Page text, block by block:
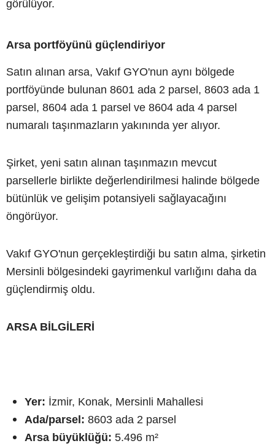
görülüyor.
Arsa portföyünü güçlendiriyor
Satın alınan arsa, Vakıf GYO'nun aynı bölgede
portföyünde bulunan 8601 ada 2 parsel, 8603 ada 1
parsel, 8604 ada 1 parsel ve 8604 ada 4 parsel
numaralı taşınmazların yakınında yer alıyor.
Şirket, yeni satın alınan taşınmazın mevcut
parsellerle birlikte değerlendirilmesi halinde bölgede
bütünlük ve gelişim potansiyeli sağlayacağını
öngörüyor.
Vakıf GYO'nun gerçekleştirdiği bu satın alma, şirketin
Mersinli bölgesindeki gayrimenkul varlığını daha da
güçlendirmiş oldu.
ARSA BİLGİLERİ
Yer: İzmir, Konak, Mersinli Mahallesi
Ada/parsel: 8603 ada 2 parsel
Arsa büyüklüğü: 5.496 m²